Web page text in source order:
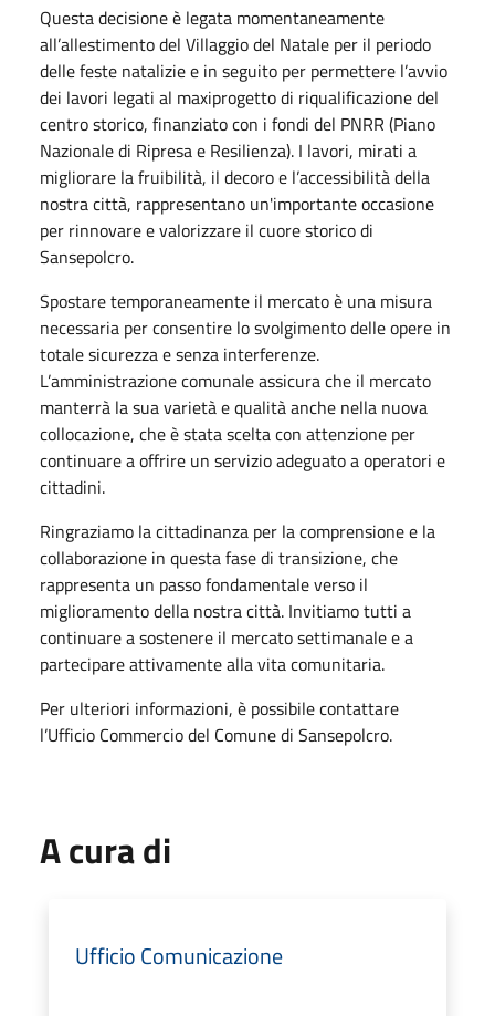
Questa decisione è legata momentaneamente
all’allestimento del Villaggio del Natale per il periodo
delle feste natalizie e in seguito per permettere l’avvio
dei lavori legati al maxiprogetto di riqualificazione del
centro storico, finanziato con i fondi del PNRR (Piano
Nazionale di Ripresa e Resilienza). I lavori, mirati a
migliorare la fruibilità, il decoro e l’accessibilità della
nostra città, rappresentano un'importante occasione
per rinnovare e valorizzare il cuore storico di
Sansepolcro.
Spostare temporaneamente il mercato è una misura
necessaria per consentire lo svolgimento delle opere in
totale sicurezza e senza interferenze.
L’amministrazione comunale assicura che il mercato
manterrà la sua varietà e qualità anche nella nuova
collocazione, che è stata scelta con attenzione per
continuare a offrire un servizio adeguato a operatori e
cittadini.
Ringraziamo la cittadinanza per la comprensione e la
collaborazione in questa fase di transizione, che
rappresenta un passo fondamentale verso il
miglioramento della nostra città. Invitiamo tutti a
continuare a sostenere il mercato settimanale e a
partecipare attivamente alla vita comunitaria.
Per ulteriori informazioni, è possibile contattare
l’Ufficio Commercio del Comune di Sansepolcro.
A cura di
Ufficio Comunicazione